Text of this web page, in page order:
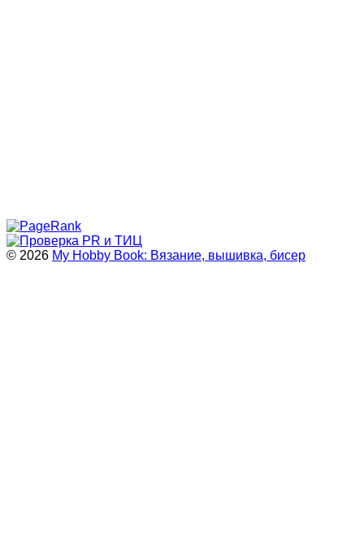
© 2026 My Hobby Book: Вязание, вышивка, бисер